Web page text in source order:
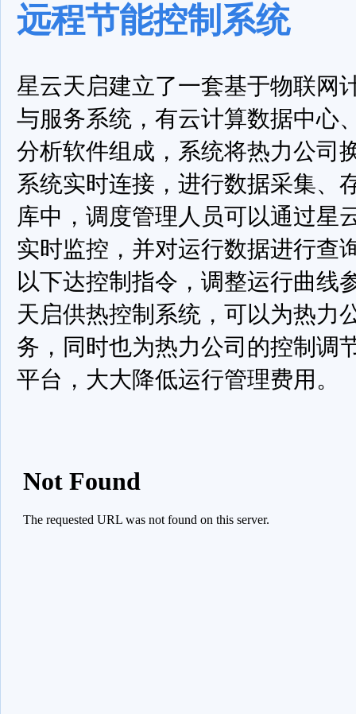
远程节能控制系统
星云天启建立了一套基于物联网
与服务系统，有云计算数据中心
分析软件组成，系统将热力公司
系统实时连接，进行数据采集、
库中，调度管理人员可以通过星
实时监控，并对运行数据进行查
以下达控制指令，调整运行曲线
天启供热控制系统，可以为热力
务，同时也为热力公司的控制调
平台，大大降低运行管理费用。